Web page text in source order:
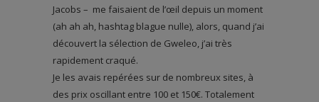
Jacobs – me faisaient de l’œil depuis un moment
(ah ah ah, hashtag blague nulle), alors, quand j’ai
découvert la sélection de Gweleo, j’ai très
rapidement craqué.
Je les avais repérées sur de nombreux sites, à
des prix oscillant entre 100 et 150€. Totalement